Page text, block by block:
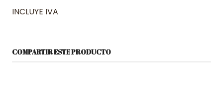
INCLUYE IVA
COMPARTIR ESTE PRODUCTO